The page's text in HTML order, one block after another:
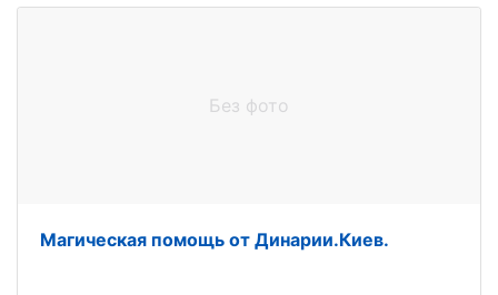
Без фото
Магическая помощь от Динарии.Киев.